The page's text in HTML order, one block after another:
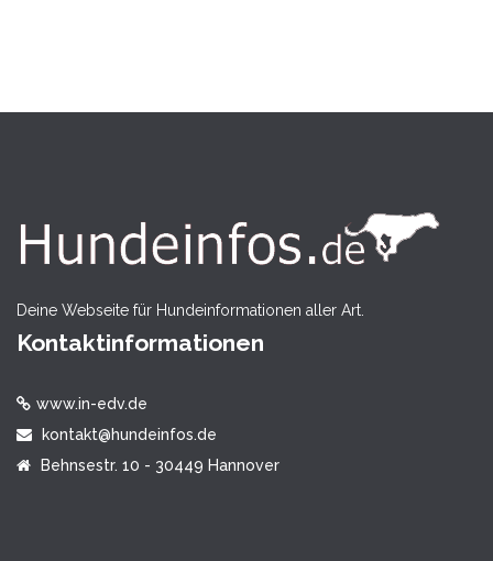
Deine Webseite für Hundeinformationen aller Art.
Kontaktinformationen
www.in-edv.de
kontakt@hundeinfos.de
Behnsestr. 10 - 30449 Hannover